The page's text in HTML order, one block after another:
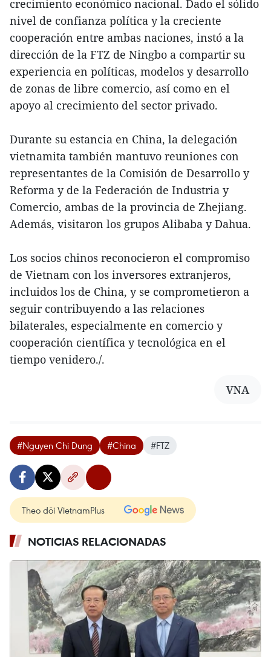
crecimiento económico nacional. Dado el sólido
nivel de confianza política y la creciente
cooperación entre ambas naciones, instó a la
dirección de la FTZ de Ningbo a compartir su
experiencia en políticas, modelos y desarrollo
de zonas de libre comercio, así como en el
apoyo al crecimiento del sector privado.
Durante su estancia en China, la delegación
vietnamita también mantuvo reuniones con
representantes de la Comisión de Desarrollo y
Reforma y de la Federación de Industria y
Comercio, ambas de la provincia de Zhejiang.
Además, visitaron los grupos Alibaba y Dahua.
Los socios chinos reconocieron el compromiso
de Vietnam con los inversores extranjeros,
incluidos los de China, y se comprometieron a
seguir contribuyendo a las relaciones
bilaterales, especialmente en comercio y
cooperación científica y tecnológica en el
tiempo venidero./.
VNA
#Nguyen Chi Dung #China #FTZ
Theo dõi VietnamPlus
NOTICIAS RELACIONADAS